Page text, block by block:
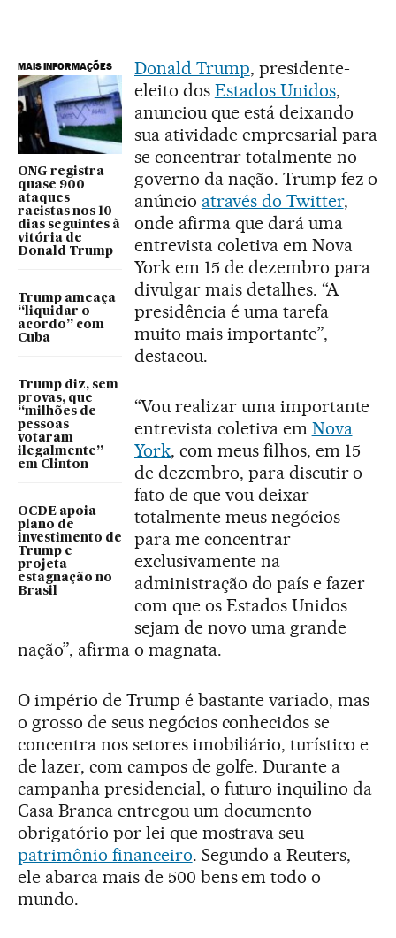
MAIS INFORMAÇÕES
ONG registra
quase 900
ataques
racistas nos 10
dias seguintes à
vitória de
Donald Trump
Trump ameaça
“liquidar o
acordo” com
Cuba
Trump diz, sem
provas, que
“milhões de
pessoas
votaram
ilegalmente”
em Clinton
OCDE apoia
plano de
investimento de
Trump e
projeta
estagnação no
Brasil
Donald Trump, presidente-
eleito dos Estados Unidos,
anunciou que está deixando
sua atividade empresarial para
se concentrar totalmente no
governo da nação. Trump fez o
anúncio através do Twitter,
onde afirma que dará uma
entrevista coletiva em Nova
York em 15 de dezembro para
divulgar mais detalhes. “A
presidência é uma tarefa
muito mais importante”,
destacou.
“Vou realizar uma importante
entrevista coletiva em Nova
York, com meus filhos, em 15
de dezembro, para discutir o
fato de que vou deixar
totalmente meus negócios
para me concentrar
exclusivamente na
administração do país e fazer
com que os Estados Unidos
sejam de novo uma grande
nação”, afirma o magnata.
O império de Trump é bastante variado, mas
o grosso de seus negócios conhecidos se
concentra nos setores imobiliário, turístico e
de lazer, com campos de golfe. Durante a
campanha presidencial, o futuro inquilino da
Casa Branca entregou um documento
obrigatório por lei que mostrava seu
patrimônio financeiro. Segundo a Reuters,
ele abarca mais de 500 bens em todo o
mundo.